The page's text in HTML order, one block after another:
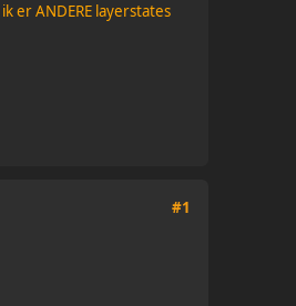
er ANDERE layerstates
#1